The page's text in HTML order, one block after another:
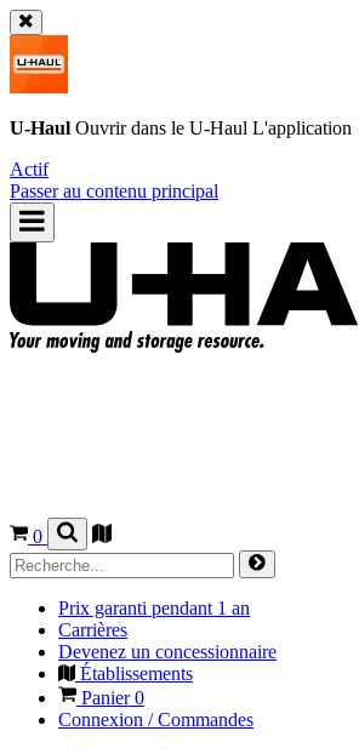
U-Haul Ouvrir dans le U-Haul L'application
Actif
Passer au contenu principal
0
Prix garanti pendant 1 an
Carrières
Devenez un concessionnaire
Établissements
Panier0
Connexion / Commandes